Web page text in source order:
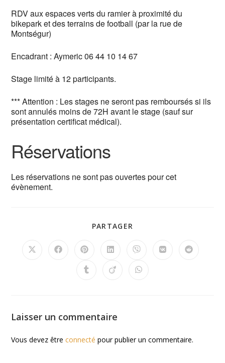
RDV aux espaces verts du ramier à proximité du
bikepark et des terrains de football (par la rue de
Montségur)
Encadrant : Aymeric 06 44 10 14 67
Stage limité à 12 participants.
*** Attention : Les stages ne seront pas remboursés si ils
sont annulés moins de 72H avant le stage (sauf sur
présentation certificat médical).
Réservations
Les réservations ne sont pas ouvertes pour cet
évènement.
PARTAGER
Laisser un commentaire
Vous devez êtreconnecté pour publier un commentaire.